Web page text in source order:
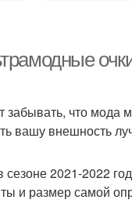
что мода
вашу внешность
2021-2022
и размер самой